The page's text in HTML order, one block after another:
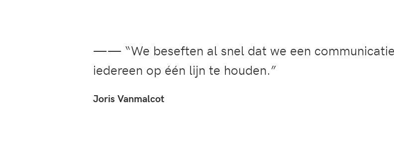
—— “We beseften al snel dat we een
iedereen op één lijn te houden.”
Joris Vanmalcot